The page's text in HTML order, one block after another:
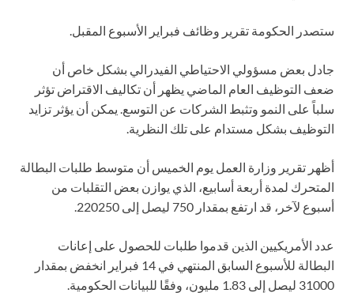
ستصدر الحكومة تقرير وظائف فبراير الأسبوع المقبل.
جادل بعض مسؤولي الاحتياطي الفيدرالي بشكل خاص أن
ضعف التوظيف العام الماضي يظهر أن تكاليف الاقتراض تؤثر
سلباً على النمو وتثبط الشركات عن التوسع. يمكن أن يؤثر تزايد
التوظيف بشكل مستدام على تلك النظرية.
أظهر تقرير وزارة العمل يوم الخميس أن متوسط ​​طلبات البطالة
المتحرك لمدة أربعة أسابيع، الذي يوازن بعض التقلبات من
أسبوع لآخر، قد ارتفع بمقدار 750 ليصل إلى 220250.
عدد الأمريكيين الذين قدموا طلبات للحصول على إعانات
البطالة للأسبوع السابق المنتهي في 14 فبراير انخفض بمقدار
31000 ليصل إلى 1.83 مليون، وفقًا للبيانات الحكومية.